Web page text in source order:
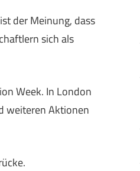
der Meinung, dass
sich als
Week. In London
weiteren Aktionen